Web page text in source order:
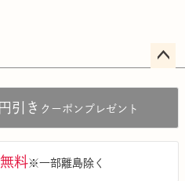
へ
引き クーポンプレゼント
料※一部離島除く